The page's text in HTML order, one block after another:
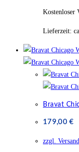
Kostenloser
Lieferzeit:
Bravat
179,00€
zzgl.